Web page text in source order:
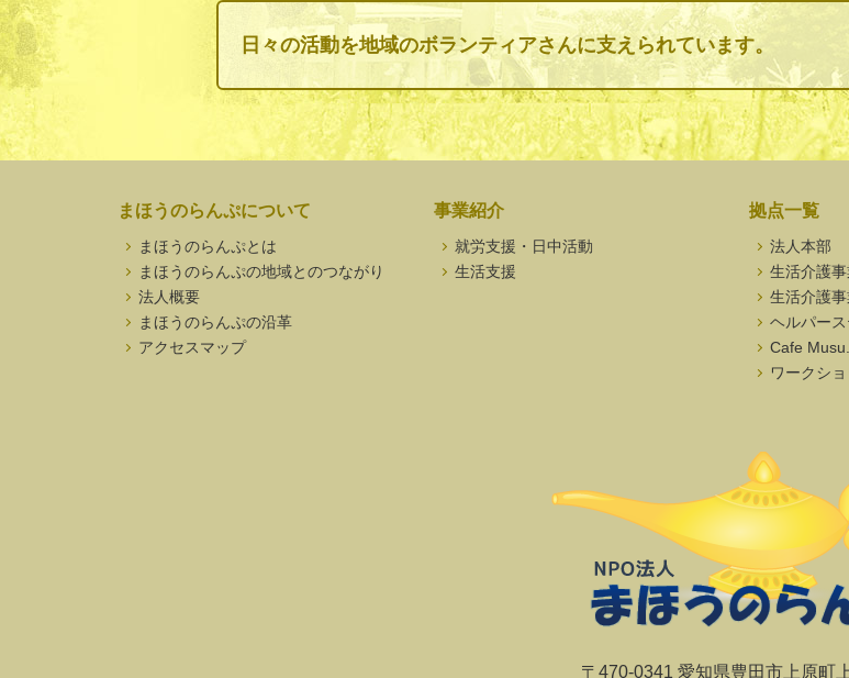
日々の活動を地域のボランティアさんに支えられています。
まほうのらんぷについて
まほうのらんぷとは
まほうのらんぷの地域とのつながり
法人概要
まほうのらんぷの沿革
アクセスマップ
事業紹介
就労支援・日中活動
生活支援
拠点一覧
法人本部
生活介護
生活介護
ヘルパー
Cafe
ワークシ
〒470-0341 愛知県豊田市上原町